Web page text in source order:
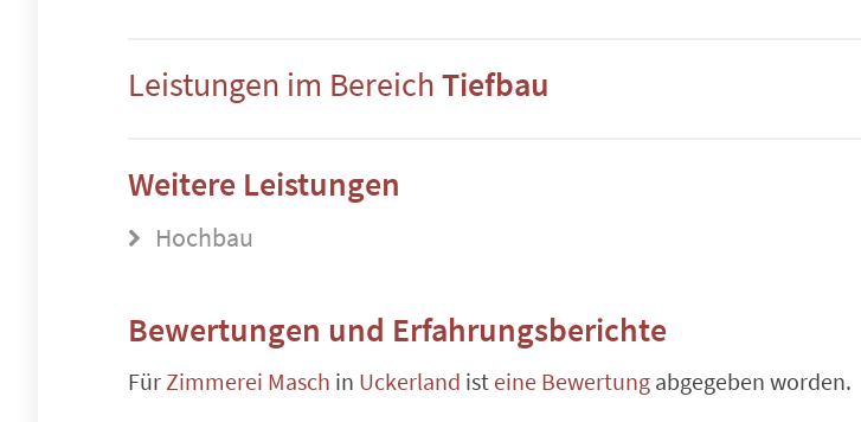
Leistungen im BereichTiefbau
Weitere Leistungen
Hochbau
Bewertungen und Erfahrungsberichte
Für Zimmerei Masch in Uckerland ist eine Bewertung abgegeben worden.